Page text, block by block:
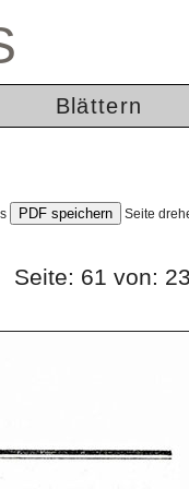
Blättern
Seite
Seite: 61